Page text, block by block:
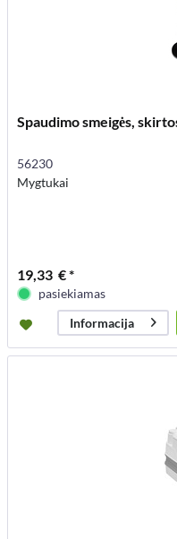
Spaudimo smeigės,
56230
Mygtukai
19,33 € *
pasiekiamas
Informacija